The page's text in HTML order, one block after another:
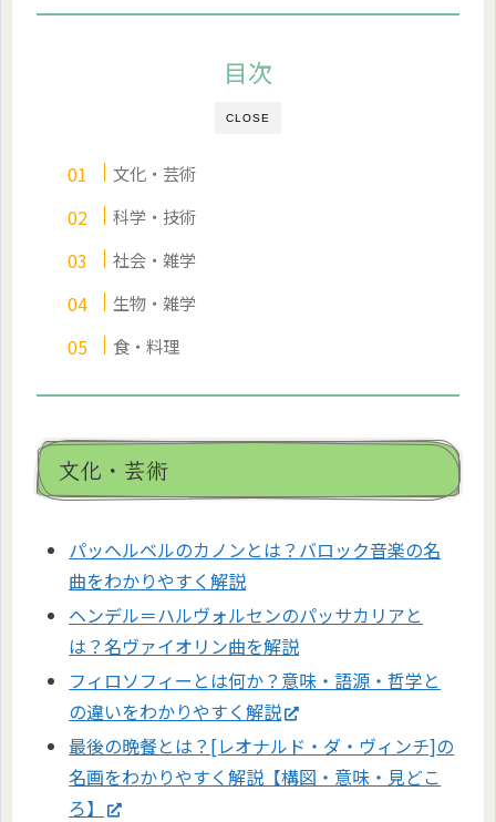
CLOSE
目次
文化・芸術
科学・技術
社会・雑学
生物・雑学
食・料理
文化・芸術
パッヘルベルのカノンとは？バロック音楽の名
曲をわかりやすく解説
ヘンデル＝ハルヴォルセンのパッサカリアと
は？名ヴァイオリン曲を解説
フィロソフィーとは何か？意味・語源・哲学と
の違いをわかりやすく解説
最後の晩餐とは？[レオナルド・ダ・ヴィンチ]の
名画をわかりやすく解説【構図・意味・見どこ
ろ】